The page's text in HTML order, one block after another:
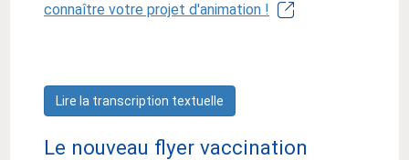
connaître votre projet d'animation !
Lire la transcription textuelle
Le nouveau flyer vaccination